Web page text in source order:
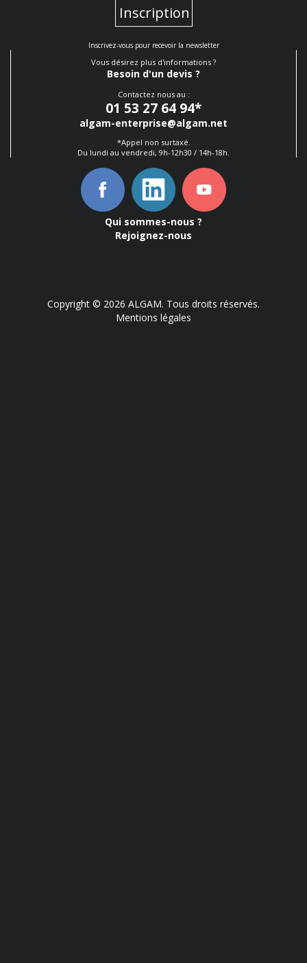
Inscription
Inscrivez-vous pour recevoir la newsletter
Vous désirez plus d'informations ?
Besoin d'un devis ?
Contactez nous au :
01 53 27 64 94*
algam-enterprise@algam.net
*Appel non surtaxé.
Du lundi au vendredi, 9h-12h30 / 14h-18h.
Qui sommes-nous ?
Rejoignez-nous
Copyright © 2026 ALGAM. Tous droits réservés.
Mentions légales